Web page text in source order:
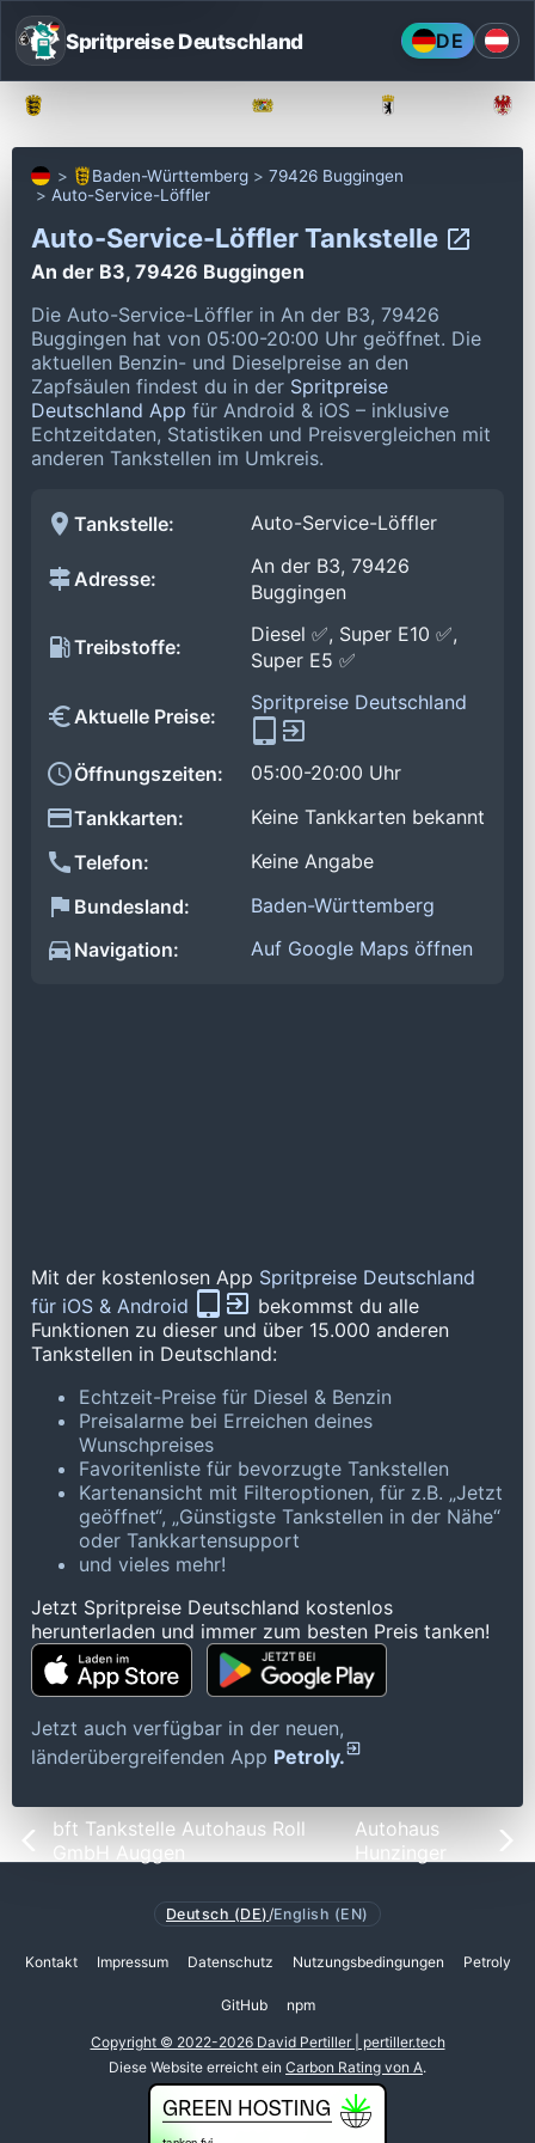
Spritpreise Deutschland DE
Baden-Württemberg
79426 Buggingen
Auto-Service-Löffler
Auto-Service-Löffler Tankstelle
An der B3, 79426 Buggingen
Die Auto-Service-Löffler in An der B3, 79426
Buggingen hat von 05:00-20:00 Uhr geöffnet. Die
aktuellen Benzin- und Dieselpreise an den
Zapfsäulen findest du in der Spritpreise
Deutschland App für Android & iOS – inklusive
Echtzeitdaten, Statistiken und Preisvergleichen mit
anderen Tankstellen im Umkreis.
Tankstelle: Auto-Service-Löffler
Adresse:
An der B3, 79426
Buggingen
Treibstoffe:
Diesel ✅, Super E10 ✅,
Super E5 ✅
Aktuelle Preise:
Spritpreise Deutschland
Öffnungszeiten:
05:00-20:00 Uhr
Tankkarten:
Keine Tankkarten bekannt
Telefon:
Keine Angabe
Bundesland:
Baden-Württemberg
Navigation:
Auf Google Maps öffnen
Mit der kostenlosen App Spritpreise Deutschland
für iOS & Android
bekommst du alle
Funktionen zu dieser und über 15.000 anderen
Tankstellen in Deutschland:
Echtzeit-Preise für Diesel & Benzin
Preisalarme bei Erreichen deines
Wunschpreises
Favoritenliste für bevorzugte Tankstellen
Kartenansicht mit Filteroptionen, für z.B. „Jetzt
geöffnet“, „Günstigste Tankstellen in der Nähe“
oder Tankkartensupport
und vieles mehr!
Jetzt Spritpreise Deutschland kostenlos
herunterladen und immer zum besten Preis tanken!
Jetzt auch verfügbar in der neuen,
länderübergreifenden App Petroly.
bft Tankstelle Autohaus Roll
GmbH Auggen
Autohaus
Hunzinger
Deutsch (DE) /English (EN)
Kontakt Impressum Datenschutz Nutzungsbedingungen Petroly
GitHub npm
Copyright © 2022-2026 David Pertiller | pertiller.tech
Diese Website erreicht ein Carbon Rating von A.